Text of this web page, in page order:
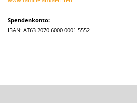
Spendenkonto:
IBAN: AT63 2070 6000 0001 5552